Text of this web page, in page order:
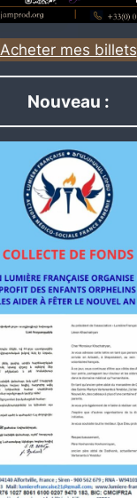
Acheter mes billets
Nouveau :